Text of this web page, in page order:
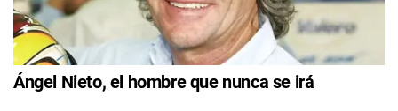
Ángel Nieto, el hombre que nunca se irá